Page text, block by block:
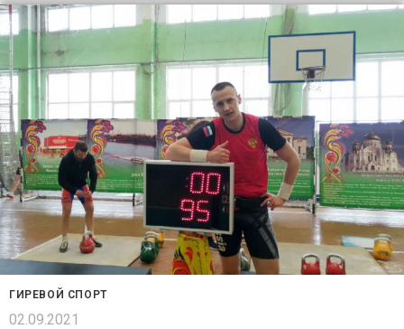
ГИРЕВОЙ СПОРТ
02.09.2021